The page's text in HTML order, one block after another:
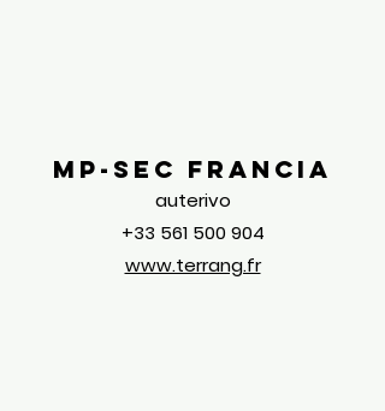
MP-Sec Francia
auterivo
+33 561 500 904
www.terrang.fr